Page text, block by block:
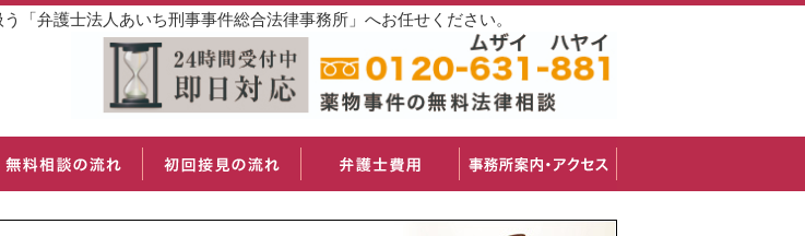
弁護士法人あいち刑事事件総合法律事務所」へお任せください。